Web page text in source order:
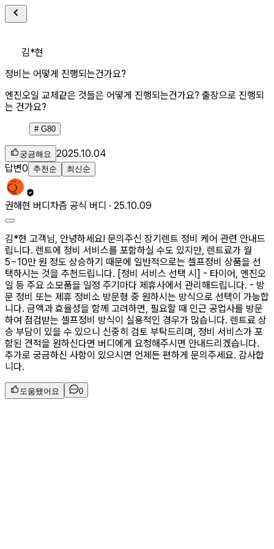
김*현
정비는 어떻게 진행되는건가요?
엔진오일 교체같은 것들은 어떻게 진행되는건가요? 출장으로 진행되
는 건가요?
# G80
궁금해요 2025.10.04
답변0 추천순 최신순
권해현 버디 차즘 공식 버디 · 25.10.09
김*현 고객님, 안녕하세요! 문의주신 장기렌트 정비 케어 관련 안내드
립니다. 렌트에 정비 서비스를 포함하실 수도 있지만, 렌트료가 월
5~10만 원 정도 상승하기 때문에 일반적으로는 셀프정비 상품을 선
택하시는 것을 추천드립니다. [정비 서비스 선택 시] - 타이어, 엔진오
일 등 주요 소모품을 일정 주기마다 제휴사에서 관리해드립니다. - 방
문 정비 또는 제휴 정비소 방문형 중 원하시는 방식으로 선택이 가능합
니다. 금액과 효율성을 함께 고려하면, 필요할 때 인근 공업사를 방문
하여 점검받는 셀프정비 방식이 실용적인 경우가 많습니다. 렌트료 상
승 부담이 있을 수 있으니 신중히 검토 부탁드리며, 정비 서비스가 포
함된 견적을 원하신다면 버디에게 요청해주시면 안내드리겠습니다.
추가로 궁금하신 사항이 있으시면 언제든 편하게 문의주세요. 감사합
니다.
도움됐어요 0